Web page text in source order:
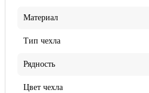
Материал
Тип чехла
Рядность
Цвет чехла